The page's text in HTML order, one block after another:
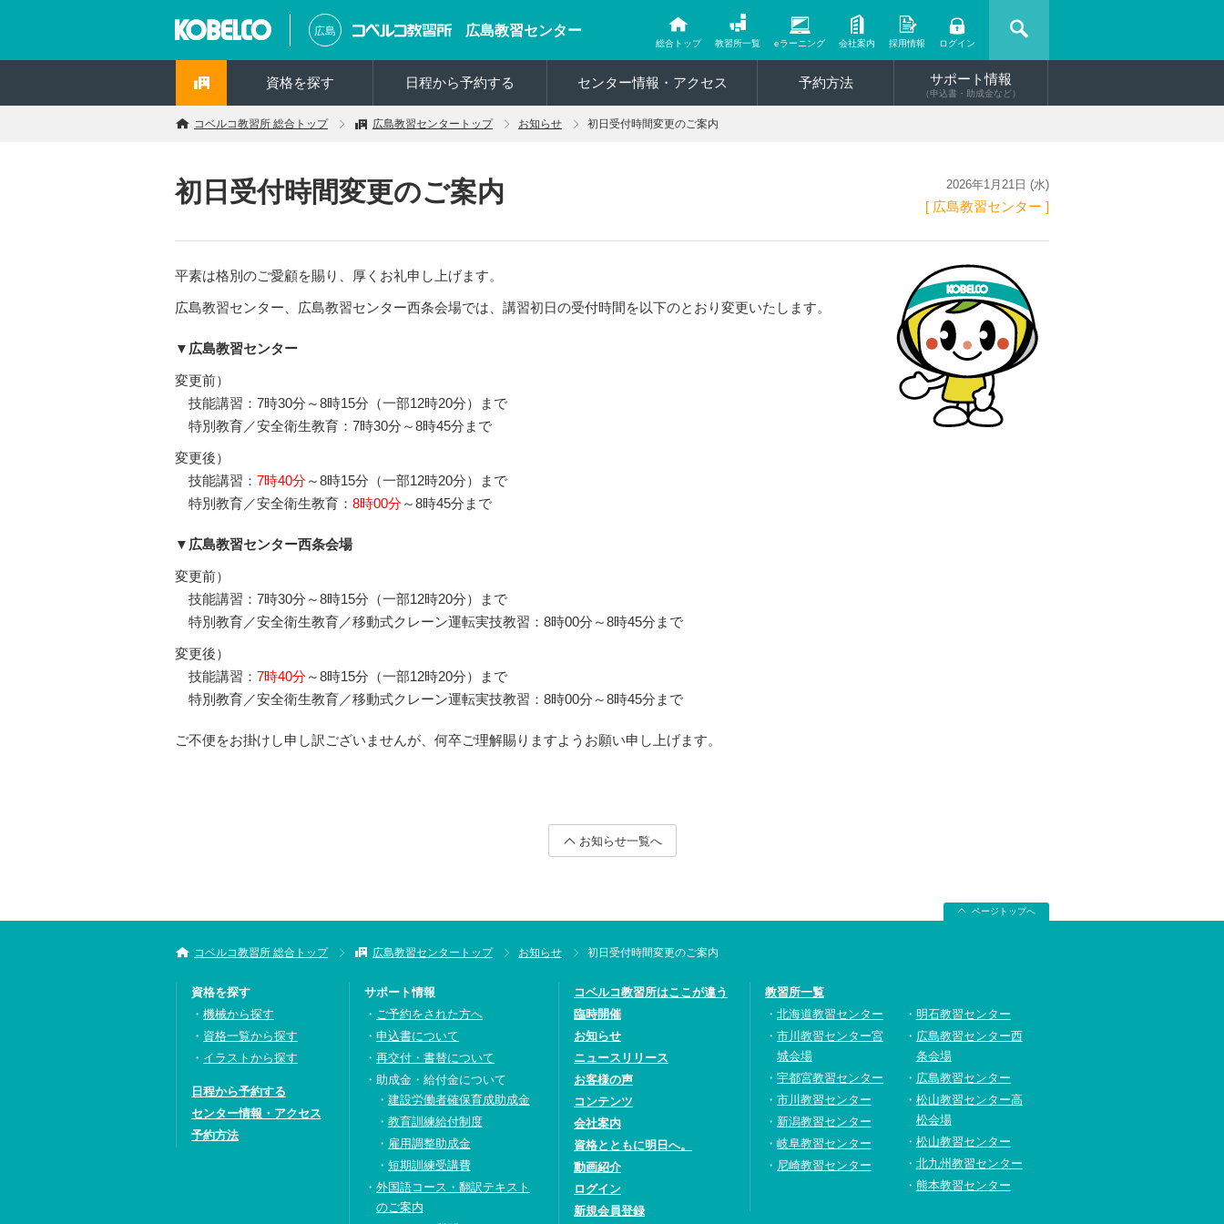
広島 広島教習センター
総合トップ 教習所一覧 eラーニング 会社案内 採用情報 ログイン
資格を探す 日程から予約する センター情報・アクセス 予約方法 サポート情報
（申込書・助成金など）
コベルコ教習所 総合トップ 広島教習センタートップ お知らせ 初日受付時間変更のご案内
初日受付時間変更のご案内 2026年1月21日 (水)
[ 広島教習センター ]
平素は格別のご愛顧を賜り、厚くお礼申し上げます。
広島教習センター、広島教習センター西条会場では、講習初日の受付時間を以下のとおり変更いたします。
▼広島教習センター
変更前）
技能講習：7時30分～8時15分（一部12時20分）まで
特別教育／安全衛生教育：7時30分～8時45分まで
変更後）
技能講習： 7時40分～8時15分（一部12時20分）まで
特別教育／安全衛生教育： 8時00分～8時45分まで
▼広島教習センター西条会場
変更前）
技能講習：7時30分～8時15分（一部12時20分）まで
特別教育／安全衛生教育／移動式クレーン運転実技教習：8時00分～8時45分まで
変更後）
技能講習： 7時40分～8時15分（一部12時20分）まで
特別教育／安全衛生教育／移動式クレーン運転実技教習：8時00分～8時45分まで
ご不便をお掛けし申し訳ございませんが、何卒ご理解賜りますようお願い申し上げます。
お知らせ一覧へ
ページトップへ
コベルコ教習所 総合トップ 広島教習センタートップ お知らせ 初日受付時間変更のご案内
資格を探す
機械から探す
資格一覧から探す
イラストから探す
日程から予約する
センター情報・アクセス
予約方法
サポート情報
ご予約をされた方へ
申込書について
再交付・書替について
助成金・給付金について
建設労働者確保育成助成金
教育訓練給付制度
雇用調整助成金
短期訓練受講費
外国語コース・翻訳テキスト
のご案内
コベルコ教習所はここが違う
臨時開催
お知らせ
ニュースリリース
お客様の声
コンテンツ
会社案内
資格とともに明日へ。
動画紹介
ログイン
新規会員登録
教習所一覧
北海道教習センター
市川教習センター宮
城会場
宇都宮教習センター
市川教習センター
新潟教習センター
岐阜教習センター
尼崎教習センター
明石教習センター
広島教習センター西
条会場
広島教習センター
松山教習センター高
松会場
松山教習センター
北九州教習センター
熊本教習センター